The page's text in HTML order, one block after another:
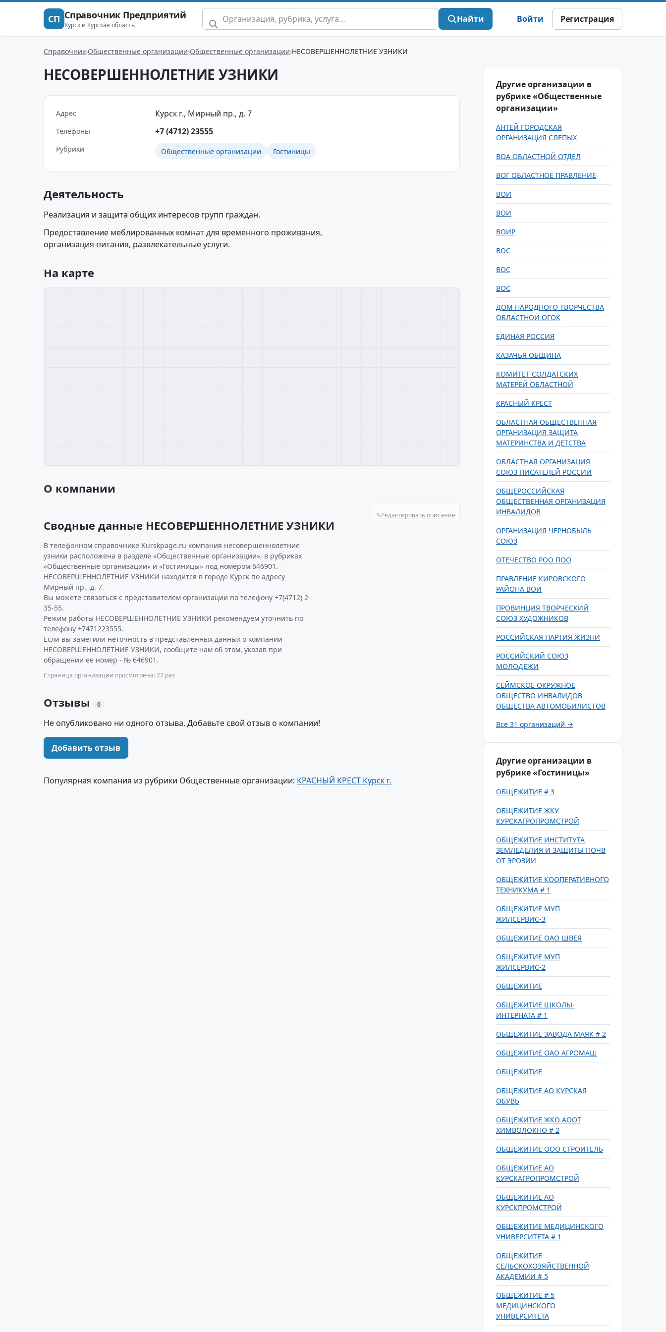
СП Справочник Предприятий
Курск и Курская область
Найти Войти Регистрация
Справочник Общественные организации Общественные организации НЕСОВЕРШЕННОЛЕТНИЕ УЗНИКИ
НЕСОВЕРШЕННОЛЕТНИЕ УЗНИКИ
Адрес Курск г., Мирный пр., д. 7
Телефоны +7 (4712) 23555
Рубрики Общественные организации Гостиницы
Деятельность
Реализация и защита общих интересов групп граждан.
Предоставление меблированных комнат для временного проживания,
организация питания, развлекательные услуги.
На карте
О компании
✎Редактировать описание
Сводные данные НЕСОВЕРШЕННОЛЕТНИЕ УЗНИКИ
В телефонном справочнике Kurskpage.ru компания несовершеннолетние
узники расположена в разделе «Общественные организации», в рубриках
«Общественные организации» и «Гостиницы» под номером 646901.
НЕСОВЕРШЕННОЛЕТНИЕ УЗНИКИ находится в городе Курск по адресу
Мирный пр., д. 7.
Вы можете связаться с представителем организации по телефону +7(4712) 2-
35-55.
Режим работы НЕСОВЕРШЕННОЛЕТНИЕ УЗНИКИ рекомендуем уточнить по
телефону +7471223555.
Если вы заметили неточность в представленных данных о компании
НЕСОВЕРШЕННОЛЕТНИЕ УЗНИКИ, сообщите нам об этом, указав при
обращении ее номер - № 646901.
Страница организации просмотрена: 27 раз
Отзывы 0
Не опубликовано ни одного отзыва. Добавьте свой отзыв о компании!
Добавить отзыв
Популярная компания из рубрики Общественные организации: КРАСНЫЙ КРЕСТ Курск г.
Другие организации в
рубрике «Общественные
организации»
АНТЕЙ ГОРОДСКАЯ
ОРГАНИЗАЦИЯ СЛЕПЫХ
ВОА ОБЛАСТНОЙ ОТДЕЛ
ВОГ ОБЛАСТНОЕ ПРАВЛЕНИЕ
ВОИ
ВОИ
ВОИР
ВОС
ВОС
ВОС
ДОМ НАРОДНОГО ТВОРЧЕСТВА
ОБЛАСТНОЙ ОГОК
ЕДИНАЯ РОССИЯ
КАЗАЧЬЯ ОБЩИНА
КОМИТЕТ СОЛДАТСКИХ
МАТЕРЕЙ ОБЛАСТНОЙ
КРАСНЫЙ КРЕСТ
ОБЛАСТНАЯ ОБЩЕСТВЕННАЯ
ОРГАНИЗАЦИЯ ЗАЩИТА
МАТЕРИНСТВА И ДЕТСТВА
ОБЛАСТНАЯ ОРГАНИЗАЦИЯ
СОЮЗ ПИСАТЕЛЕЙ РОССИИ
ОБЩЕРОССИЙСКАЯ
ОБЩЕСТВЕННАЯ ОРГАНИЗАЦИЯ
ИНВАЛИДОВ
ОРГАНИЗАЦИЯ ЧЕРНОБЫЛЬ
СОЮЗ
ОТЕЧЕСТВО РОО ПОО
ПРАВЛЕНИЕ КИРОВСКОГО
РАЙОНА ВОИ
ПРОВИНЦИЯ ТВОРЧЕСКИЙ
СОЮЗ ХУДОЖНИКОВ
РОССИЙСКАЯ ПАРТИЯ ЖИЗНИ
РОССИЙСКИЙ СОЮЗ
МОЛОДЕЖИ
СЕЙМСКОЕ ОКРУЖНОЕ
ОБЩЕСТВО ИНВАЛИДОВ
ОБЩЕСТВА АВТОМОБИЛИСТОВ
Все 31 организаций →
Другие организации в
рубрике «Гостиницы»
ОБЩЕЖИТИЕ # 3
ОБЩЕЖИТИЕ ЖКУ
КУРСКАГРОПРОМСТРОЙ
ОБЩЕЖИТИЕ ИНСТИТУТА
ЗЕМЛЕДЕЛИЯ И ЗАЩИТЫ ПОЧВ
ОТ ЭРОЗИИ
ОБЩЕЖИТИЕ КООПЕРАТИВНОГО
ТЕХНИКУМА # 1
ОБЩЕЖИТИЕ МУП
ЖИЛСЕРВИС-3
ОБЩЕЖИТИЕ ОАО ШВЕЯ
ОБЩЕЖИТИЕ МУП
ЖИЛСЕРВИС-2
ОБЩЕЖИТИЕ
ОБЩЕЖИТИЕ ШКОЛЫ-
ИНТЕРНАТА # 1
ОБЩЕЖИТИЕ ЗАВОДА МАЯК # 2
ОБЩЕЖИТИЕ ОАО АГРОМАШ
ОБЩЕЖИТИЕ
ОБЩЕЖИТИЕ АО КУРСКАЯ
ОБУВЬ
ОБЩЕЖИТИЕ ЖКО АООТ
ХИМВОЛОКНО # 2
ОБЩЕЖИТИЕ ООО СТРОИТЕЛЬ
ОБЩЕЖИТИЕ АО
КУРСКАГРОПРОМСТРОЙ
ОБЩЕЖИТИЕ АО
КУРСКПРОМСТРОЙ
ОБЩЕЖИТИЕ МЕДИЦИНСКОГО
УНИВЕРСИТЕТА # 1
ОБЩЕЖИТИЕ
СЕЛЬСКОХОЗЯЙСТВЕННОЙ
АКАДЕМИИ # 5
ОБЩЕЖИТИЕ # 5
МЕДИЦИНСКОГО
УНИВЕРСИТЕТА